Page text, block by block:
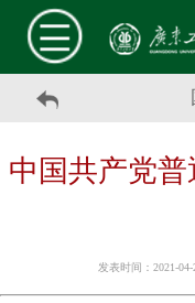
中国共产党
发表时间：2021-